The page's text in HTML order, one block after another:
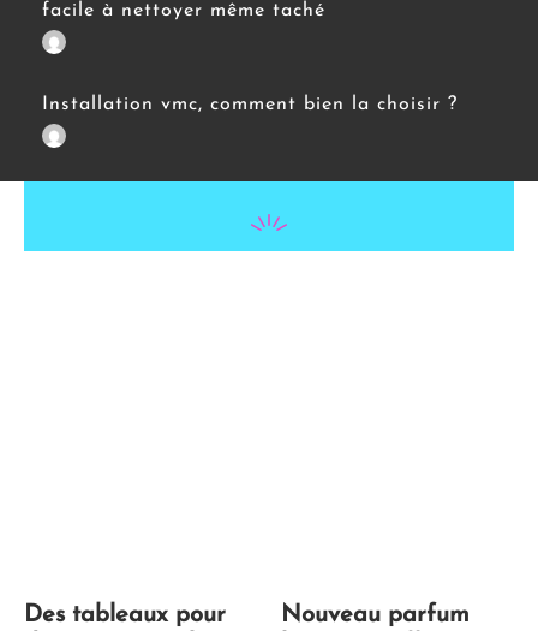
facile à nettoyer même taché
Installation vmc, comment bien la choisir ?
Des tableaux pour
Nouveau parfum